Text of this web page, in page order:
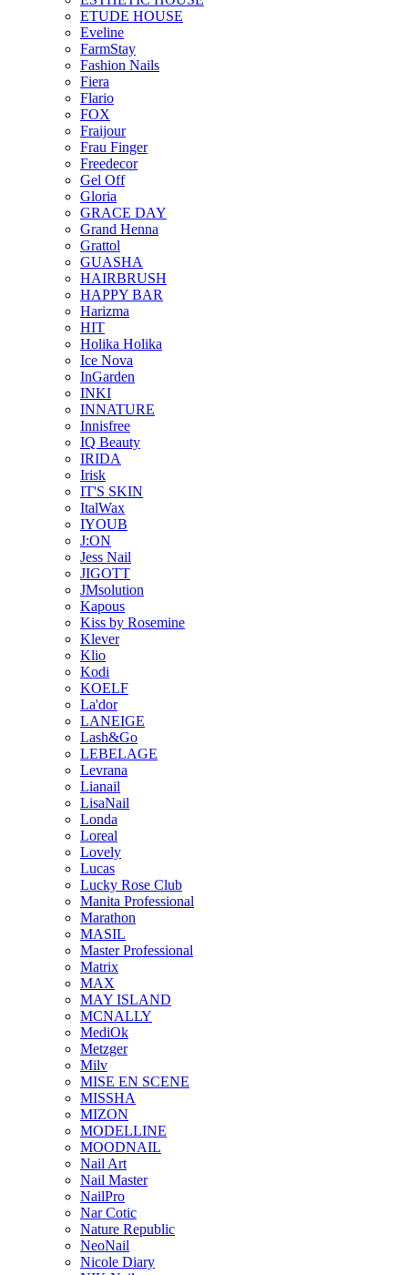
ETUDE HOUSE
Eveline
FarmStay
Fashion Nails
Fiera
Flario
FOX
Fraijour
Frau Finger
Freedecor
Gel Off
Gloria
GRACE DAY
Grand Henna
Grattol
GUASHA
HAIRBRUSH
HAPPY BAR
Harizma
HIT
Holika Holika
Ice Nova
InGarden
INKI
INNATURE
Innisfree
IQ Beauty
IRIDA
Irisk
IT'S SKIN
ItalWax
IYOUB
J:ON
Jess Nail
JIGOTT
JMsolution
Kapous
Kiss by Rosemine
Klever
Klio
Kodi
KOELF
La'dor
LANEIGE
Lash&Go
LEBELAGE
Levrana
Lianail
LisaNail
Londa
Loreal
Lovely
Lucas
Lucky Rose Club
Manita Professional
Marathon
MASIL
Master Professional
Matrix
MAX
MAY ISLAND
MCNALLY
MediOk
Metzger
Milv
MISE EN SCENE
MISSHA
MIZON
MODELLINE
MOODNAIL
Nail Art
Nail Master
NailPro
Nar Cotic
Nature Republic
NeoNail
Nicole Diary